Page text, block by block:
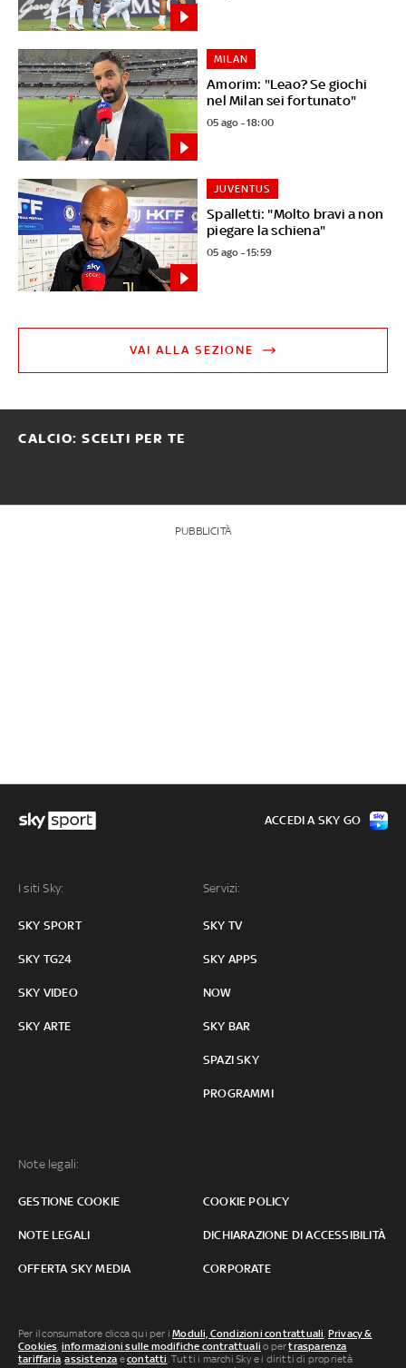
Amorim: "Leao? Se giochi
nel Milan sei fortunato"
MILAN
05 ago - 18:00
Spalletti: "Molto bravi a non
piegare la schiena"
JUVENTUS
05 ago - 15:59
VAI ALLA SEZIONE
CALCIO: SCELTI PER TE
PUBBLICITÀ
I siti Sky:
SKY SPORT
SKY TG24
SKY VIDEO
SKY ARTE
Servizi:
SKY TV
SKY APPS
NOW
SKY BAR
SPAZI SKY
PROGRAMMI
Note legali:
GESTIONE COOKIE COOKIE POLICY
NOTE LEGALI DICHIARAZIONE DI ACCESSIBILITÀ
OFFERTA SKY MEDIA CORPORATE
ACCEDI A SKY GO
Per il consumatore clicca qui per iModuli, Condizioni contrattuali, Privacy &
Cookies, informazioni sulle modifiche contrattuali o pertrasparenza
tariffaria,assistenza econtatti. Tutti i marchi Sky e i diritti di proprietà